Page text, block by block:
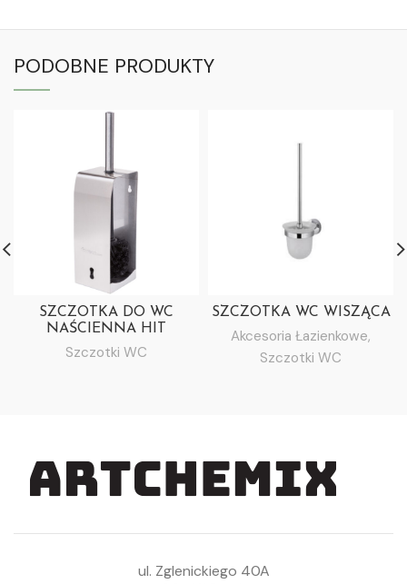
PODOBNE PRODUKTY
SZCZOTKA DO WC
NAŚCIENNA HIT
Szczotki WC
SZCZOTKA WC WISZĄCA
Akcesoria Łazienkowe,
Szczotki WC
ul. Zglenickiego 40A